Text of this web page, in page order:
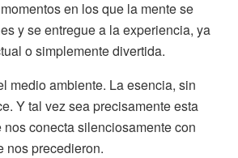
en los que la mente se
y se entregue a la experiencia, ya
o simplemente divertida.
medio ambiente. La esencia, sin
Y tal vez sea precisamente esta
conecta silenciosamente con
nos precedieron.